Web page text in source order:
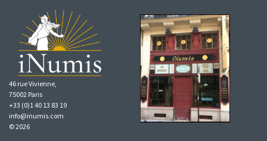
46 rue Vivienne,
75002 Paris
+33 (0)1 40 13 83 19
info@inumis.com
© 2026